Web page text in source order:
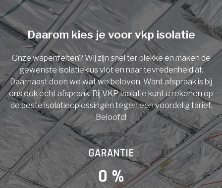
Spouwisolatie
Vloerisolatie
Dakisolatie
Gevelisolatie
Vorige Volgende
Vul uw gegevens in en ontvang nu direct uw
berekening per mail.
Voornaam
Achternaam
E-mail
Daarom kies je voor vkp isolatie
Onze wapenfeiten? Wij zijn snel ter plekke en maken de
gewenste isolatieklus vlot en naar tevredenheid af.
Daarnaast doen we wat we beloven. Want afspraak is bij
ons ook echt afspraak. Bij VKP Isolatie kunt u rekenen op
de beste isolatieoplossingen tegen een voordelig tarief.
Beloofd!
GARANTIE
0 %